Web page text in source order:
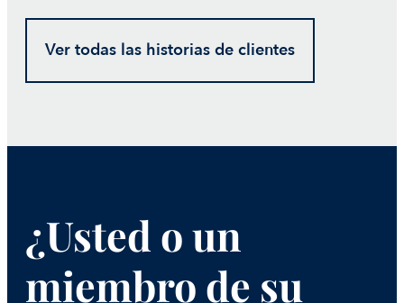
Ver todas las historias de clientes
¿Usted o un
miembro de su